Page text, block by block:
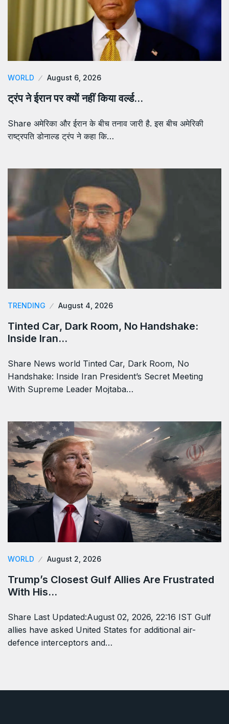
WORLD August 6, 2026
ट्रंप ने ईरान पर क्यों नहीं किया वर्ल्ड…
Share अमेरिका और ईरान के बीच तनाव जारी है. इस बीच अमेरिकी
राष्ट्रपति डोनाल्ड ट्रंप ने कहा कि…
TRENDING August 4, 2026
Tinted Car, Dark Room, No Handshake:
Inside Iran…
Share News world Tinted Car, Dark Room, No
Handshake: Inside Iran President’s Secret Meeting
With Supreme Leader Mojtaba…
WORLD August 2, 2026
Trump’s Closest Gulf Allies Are Frustrated
With His…
Share Last Updated:August 02, 2026, 22:16 IST Gulf
allies have asked United States for additional air-
defence interceptors and…